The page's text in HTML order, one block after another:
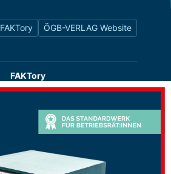
FAKTory ÖGB-VERLAG Website
FAKTory
Buchhandlung des ÖGB-Verlags
1010 Wien
Tel: 01 / 405 49 98 / 99132
Fax: 01 / 405 49 98 / 99136